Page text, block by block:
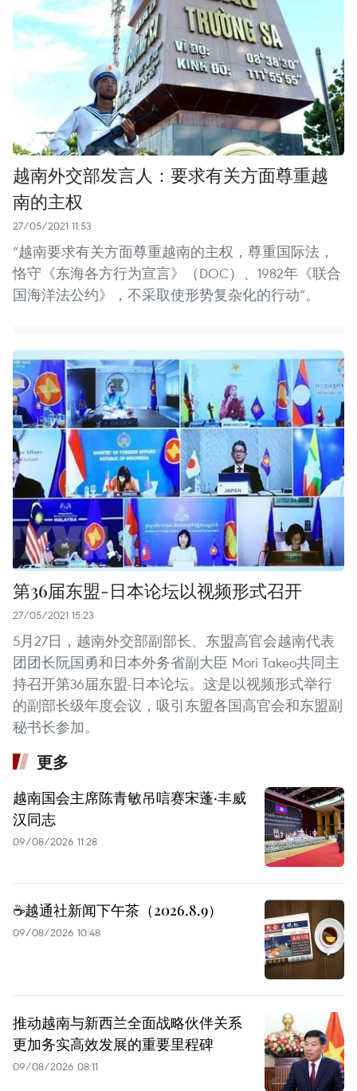
越南外交部发言人：要求有关方面尊重越
南的主权
27/05/2021 11:53
“越南要求有关方面尊重越南的主权，尊重国际法，
恪守《东海各方行为宣言》（DOC）、1982年《联合
国海洋法公约》，不采取使形势复杂化的行动”。
第36届东盟-日本论坛以视频形式召开
27/05/2021 15:23
5月27日，越南外交部副部长、东盟高官会越南代表
团团长阮国勇和日本外务省副大臣 Mori Takeo共同主
持召开第36届东盟-日本论坛。这是以视频形式举行
的副部长级年度会议，吸引东盟各国高官会和东盟副
秘书长参加。
更多
越南国会主席陈青敏吊唁赛宋蓬·丰威
汉同志
09/08/2026 11:28
☕️越通社新闻下午茶（2026.8.9）
09/08/2026 10:48
推动越南与新西兰全面战略伙伴关系
更加务实高效发展的重要里程碑
09/08/2026 08:11